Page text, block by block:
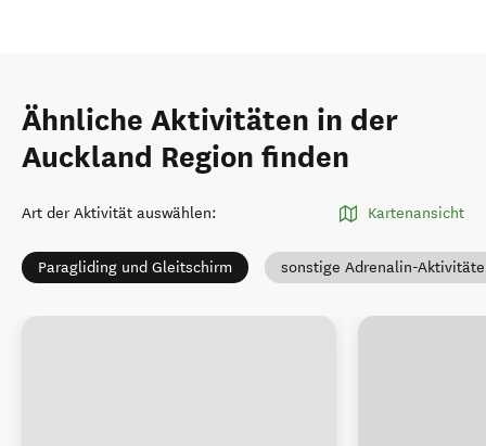
Ähnliche Aktivitäten in der
Auckland Region finden
Art der Aktivität auswählen: Kartenansicht
Paragliding und Gleitschirm sonstige Adrenalin-